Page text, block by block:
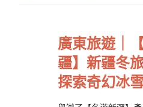
廣東旅遊｜
疆】新疆冬
探索奇幻冰